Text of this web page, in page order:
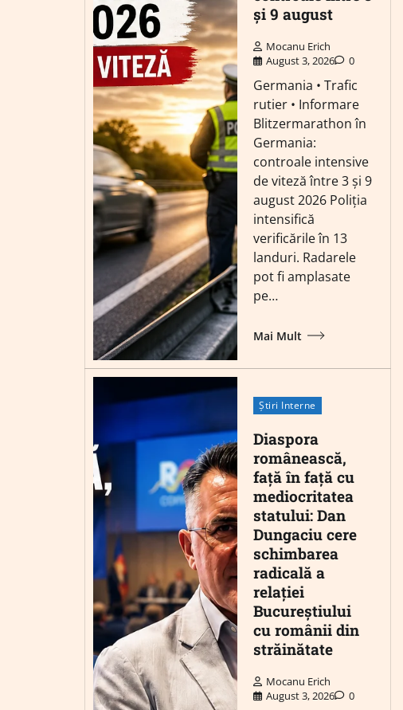
și 9 august
Mocanu Erich
August 3, 2026
0
Germania • Trafic
rutier • Informare
Blitzermarathon în
Germania:
controale intensive
de viteză între 3 și 9
august 2026 Poliția
intensifică
verificările în 13
landuri. Radarele
pot fi amplasate
pe…
Mai Mult
Știri Interne
Diaspora
românească,
față în față cu
mediocritatea
statului: Dan
Dungaciu cere
schimbarea
radicală a
relației
Bucureștiului
cu românii din
străinătate
Mocanu Erich
August 3, 2026
0